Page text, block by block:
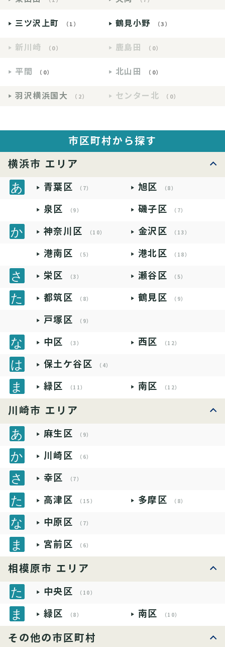
三ツ沢上町 （1） 鶴見小野 （3）
新川崎 （0） 鹿島田 （0）
平間 （0） 北山田 （0）
羽沢横浜国大 （2） センター北 （0）
市区町村から探す
横浜市 エリア
青葉区 （7） 旭区 （8）
泉区 （9） 磯子区 （7）
神奈川区 （10） 金沢区 （13）
港南区 （5） 港北区 （18）
栄区 （3） 瀬谷区 （5）
都筑区 （8） 鶴見区 （9）
戸塚区 （9）
中区 （3） 西区 （12）
保土ケ谷区 （4）
緑区 （11） 南区 （12）
川崎市 エリア
麻生区 （9）
川崎区 （6）
幸区 （7）
高津区 （15） 多摩区 （8）
中原区 （7）
宮前区 （6）
相模原市 エリア
中央区 （10）
緑区 （8） 南区 （10）
その他の市区町村